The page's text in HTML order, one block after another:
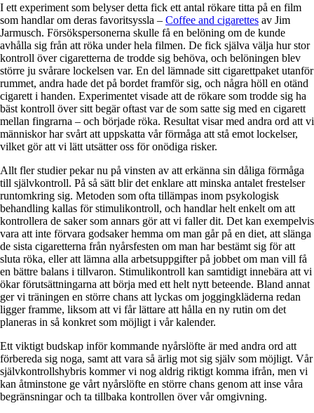
I ett experiment som belyser detta fick ett antal rökare titta på en film
som handlar om deras favoritsyssla – Coffee and cigarettes av Jim
Jarmusch. Försökspersonerna skulle få en belöning om de kunde
avhålla sig från att röka under hela filmen. De fick själva välja hur stor
kontroll över cigaretterna de trodde sig behöva, och belöningen blev
större ju svårare lockelsen var. En del lämnade sitt cigarettpaket utanför
rummet, andra hade det på bordet framför sig, och några höll en otänd
cigarett i handen. Experimentet visade att de rökare som trodde sig ha
bäst kontroll över sitt begär oftast var de som satte sig med en cigarett
mellan fingrarna – och började röka. Resultat visar med andra ord att vi
människor har svårt att uppskatta vår förmåga att stå emot lockelser,
vilket gör att vi lätt utsätter oss för onödiga risker.
Allt fler studier pekar nu på vinsten av att erkänna sin dåliga förmåga
till självkontroll. På så sätt blir det enklare att minska antalet frestelser
runtomkring sig. Metoden som ofta tillämpas inom psykologisk
behandling kallas för stimulikontroll, och handlar helt enkelt om att
kontrollera de saker som annars gör att vi faller dit. Det kan exempelvis
vara att inte förvara godsaker hemma om man går på en diet, att slänga
de sista cigaretterna från nyårsfesten om man har bestämt sig för att
sluta röka, eller att lämna alla arbetsuppgifter på jobbet om man vill få
en bättre balans i tillvaron. Stimulikontroll kan samtidigt innebära att vi
ökar förutsättningarna att börja med ett helt nytt beteende. Bland annat
ger vi träningen en större chans att lyckas om joggingkläderna redan
ligger framme, liksom att vi får lättare att hålla en ny rutin om det
planeras in så konkret som möjligt i vår kalender.
Ett viktigt budskap inför kommande nyårslöfte är med andra ord att
förbereda sig noga, samt att vara så ärlig mot sig själv som möjligt. Vår
självkontrollshybris kommer vi nog aldrig riktigt komma ifrån, men vi
kan åtminstone ge vårt nyårslöfte en större chans genom att inse våra
begränsningar och ta tillbaka kontrollen över vår omgivning.